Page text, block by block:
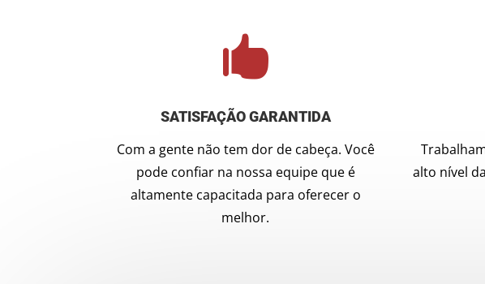

SATISFAÇÃO GARANTIDA
Com a gente não tem dor de cabeça. Você
pode confiar na nossa equipe que é
altamente capacitada para oferecer o
melhor.
alto nível